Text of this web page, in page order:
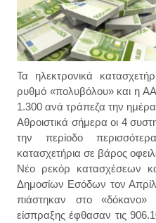
Τα ηλεκτρονικά
ρυθμό «πολυβόλου» και η
1.300 ανά τράπεζα την
Αθροιστικά σήμερα οι 4
την περίοδο
κατασχετήρια σε βάρος
Νέο ρεκόρ κατασχέσεων
Δημοσίων Εσόδων τον
πιάστηκαν στο
είσπραξης έφθασαν τις